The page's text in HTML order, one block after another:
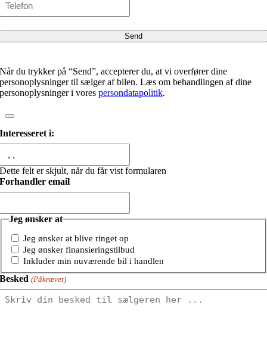
Når du trykker på “Send”, accepterer du, at vi overfører dine
personoplysninger til sælger af bilen. Læs om behandlingen af dine
personoplysninger i vorespersondatapolitik.
Interesseret i:
Dette felt er skjult, når du får vist formularen
Forhandler email
Jeg ønsker at
Jeg ønsker at blive ringet op
Jeg ønsker finansieringstilbud
Inkluder min nuværende bil i handlen
Besked (Påkrævet)